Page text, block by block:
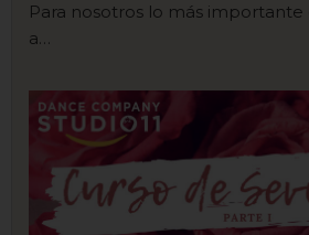
Para nosotros lo más importante
a…